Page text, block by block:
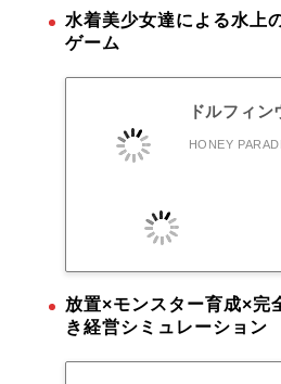
水着美少女達による水上
ゲーム
ドルフィン
HONEY
放置×モンスター育成×
き経営シミュレーション